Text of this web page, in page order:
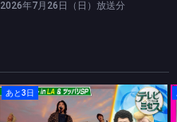
2026年7月26日（日）放送分
あと3日